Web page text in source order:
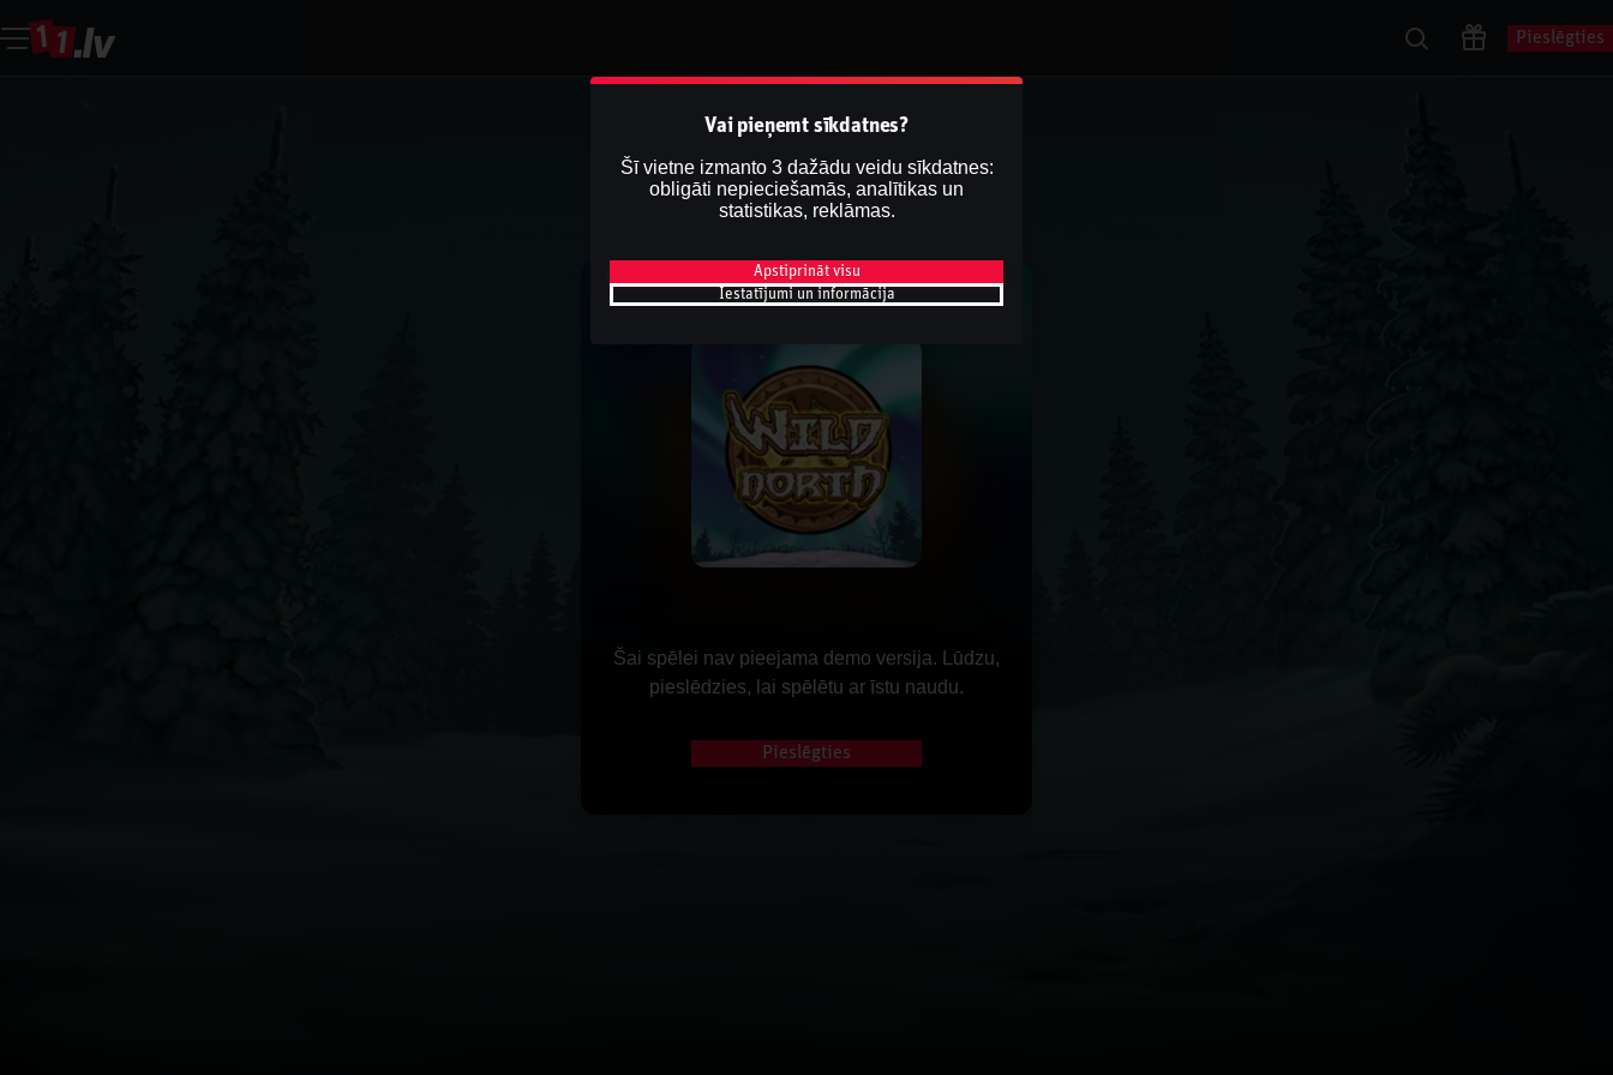
Pieslēgties
Šai spēlei nav pieejama demo versija. Lūdzu,
pieslēdzies, lai spēlētu ar īstu naudu.
Pieslēgties
Vai pieņemt sīkdatnes?
Šī vietne izmanto 3 dažādu veidu sīkdatnes:
obligāti nepieciešamās, analītikas un
statistikas, reklāmas.
Apstiprināt visu
Iestatījumi un informācija